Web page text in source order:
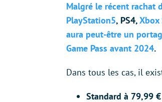
Malgré le récent rachat
PlayStation5, PS4,Xbox
aura peut-être un
Game Pass avant 2024.
Dans tous les cas, il
Standard à 79,99